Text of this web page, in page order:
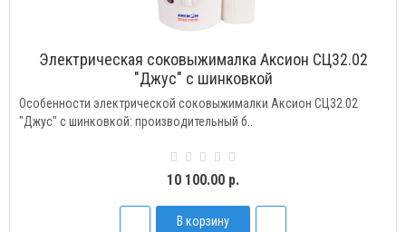
Электрическая соковыжималка Аксион СЦ32.02
"Джус" с шинковкой
Особенности электрической соковыжималки Аксион СЦ32.02
"Джус" с шинковкой: производительный б..
10 100.00 р.
В корзину